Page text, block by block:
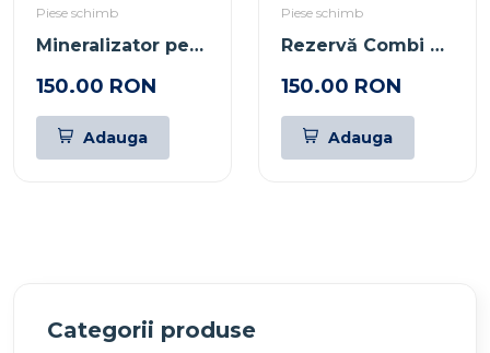
Piese schimb
Mineralizator pentru Osmoză Smart Prestij Bascon
150.00 RON
Adauga
Piese schimb
Rezervă Combi pentru Osmoză Smart Prestij
150.00 RON
Adauga
Categorii produse